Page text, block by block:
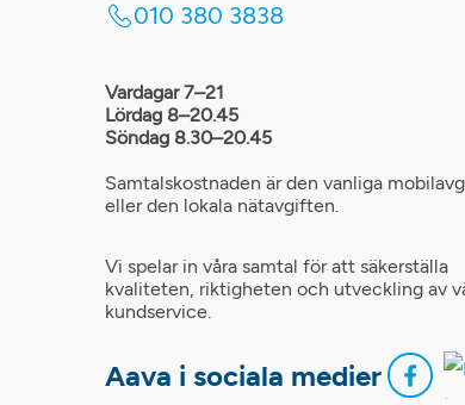
010 380 3838
Vardagar 7–21
Lördag 8–20.45
Söndag 8.30–20.45
Samtalskostnaden är den vanliga
eller den lokala nätavgiften.
Vi spelar in våra samtal för att säkerställa
kvaliteten, riktigheten och utveckling av
kundservice.
Aava i sociala medier